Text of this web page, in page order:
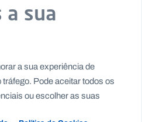
a sua
a sua experiência de
Pode aceitar todos os
ou escolher as suas